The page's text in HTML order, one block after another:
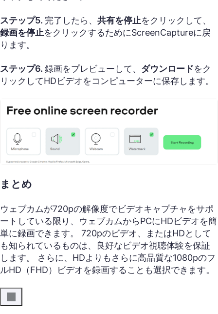
ステップ5. 完了したら、 共有を停止をクリックして、
録画を停止をクリックするためにScreenCaptureに戻
ります。
ステップ6. 録画をプレビューして、 ダウンロードをク
リックしてHDビデオをコンピューターに保存します。
まとめ
ウェブカムが720pの解像度でビデオキャプチャをサポ
ートしている限り、ウェブカムからPCにHDビデオを簡
単に録画できます。 720pのビデオ、またはHDとして
も知られているものは、良好なビデオ視聴体験を保証
します。 さらに、HDよりもさらに高品質な1080pのフ
ルHD（FHD）ビデオを録画することも選択できます。